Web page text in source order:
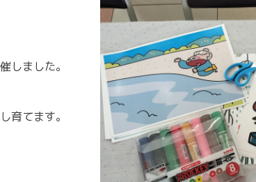
しました。
育てます。